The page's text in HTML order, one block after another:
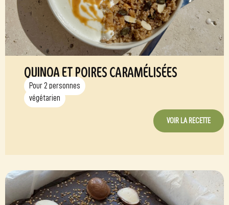
QUINOA ET POIRES CARAMÉLISÉES
Pour 2 personnes
végétarien
VOIR LA RECETTE